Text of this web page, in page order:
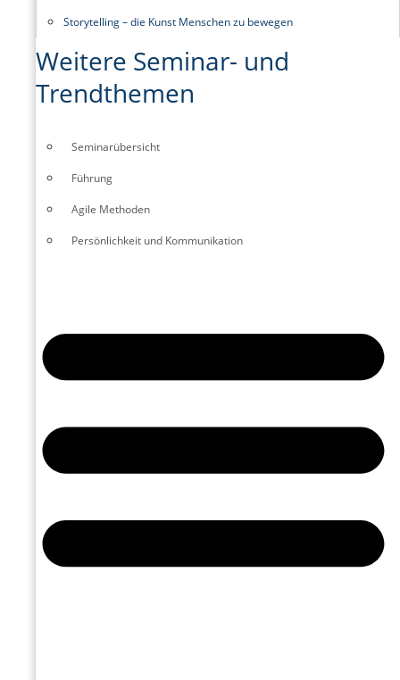
Storytelling – die Kunst Menschen zu bewegen
Weitere Seminar- und
Trendthemen
Seminarübersicht
Führung
Agile Methoden
Persönlichkeit und Kommunikation